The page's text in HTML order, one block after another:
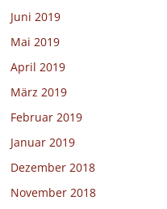
Juni 2019
Mai 2019
April 2019
März 2019
Februar 2019
Januar 2019
Dezember 2018
November 2018